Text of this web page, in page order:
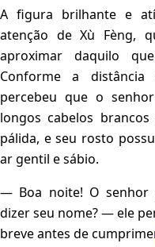
A figura brilhante e
atenção de Xù Fèng,
aproximar daquilo
Conforme a
percebeu que o
longos cabelos
pálida, e seu rosto
ar gentil e sábio.
— Boa noite! O senhor
dizer seu nome? — ele
breve antes de